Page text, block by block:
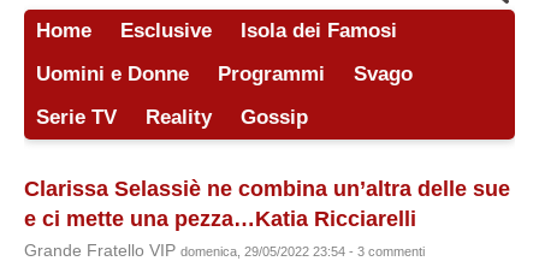
Home Esclusive
Isola dei Famosi
Uomini e Donne
Programmi
Svago
Serie TV
Reality Gossip
Clarissa Selassiè ne combina un’altra delle sue
e ci mette una pezza…Katia Ricciarelli
Grande Fratello VIP domenica, 29/05/2022 23:54 - 3 commenti